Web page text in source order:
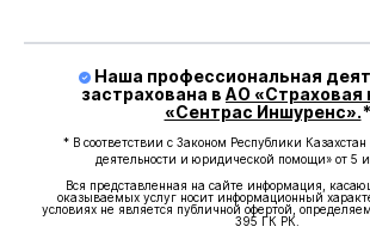
Наша профессиональная
застрахована в АО «Страховая
«Сентрас Иншуренс».*
* В соответствии с Законом Республики
деятельности и юридической помощи» от 5
Вся представленная на сайте информация,
оказываемых услуг носит информационный
условиях не является публичной офертой,
395 ГК РК.